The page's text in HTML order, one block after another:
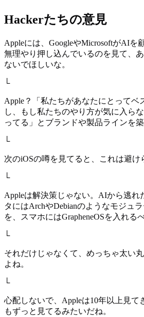
Hackerたちの意見
Appleには、GoogleやMicrosoftがAIを
無理やり押し込んでいるのを見て、
ないでほしいな。
└
Apple？「私たちがあなたにとってベ
し、もし私たちのやり方が気に入ら
ってる」とブランドや製品ラインを
└
次のiOSの噂を見てると、これは避け
└
Appleは解決策じゃない。AIから逃れ
タにはArchやDebianのようなモジュ
を、スマホにはGrapheneOSを入れる
└
それだけじゃなくて、めっちゃ太い
よね。
└
心配しないで、Appleは10年以上見て
もずっと見てるみたいだね。